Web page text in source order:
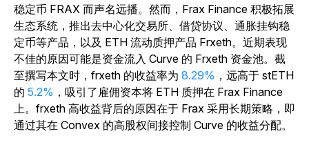
稳定币 FRAX 而声名远播。然而，Frax Finance 积极拓展
生态系统，推出去中心化交易所、借贷协议、通胀挂钩稳
定币等产品，以及 ETH 流动质押产品 Frxeth。近期表现
不佳的原因可能是资金流入 Curve 的 Frxeth 资金池。截
至撰写本文时，frxeth 的收益率为 8.29% ，远高于 stETH
的 5.2% ，吸引了雇佣资本将 ETH 质押在 Frax Finance
上。frxeth 高收益背后的原因在于 Frax 采用长期策略，即
通过其在 Convex 的高股权间接控制 Curve 的收益分配。